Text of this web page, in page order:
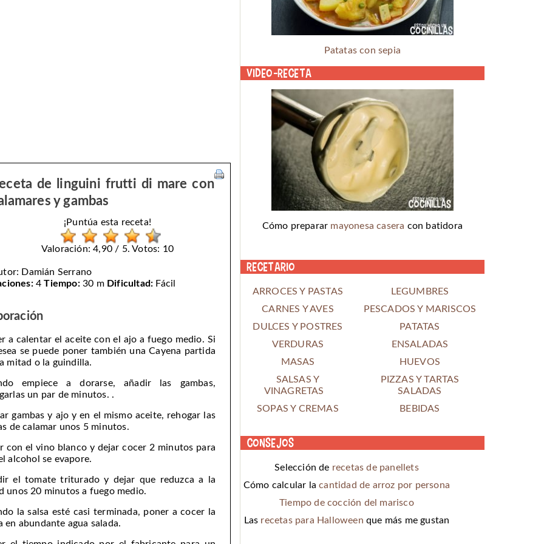
de linguini frutti di mare con
y gambas
¡Puntúa esta receta!
Valoración: 4,90 / 5. Votos: 10
Damián Serrano
4 Tiempo: 30 m Dificultad: Fácil
a calentar el aceite con el ajo a fuego medio. Si
se puede poner también una Cayena partida
mitad o la guindilla.
empiece a dorarse, añadir las gambas,
un par de minutos. .
gambas y ajo y en el mismo aceite, rehogar las
de calamar unos 5 minutos.
con el vino blanco y dejar cocer 2 minutos para
alcohol se evapore.
el tomate triturado y dejar que reduzca a la
unos 20 minutos a fuego medio.
la salsa esté casi terminada, poner a cocer la
en abundante agua salada.
Patatas con sepia
Video-receta
Cómo preparar mayonesa casera con batidora
Recetario
ARROCES Y PASTAS
LEGUMBRES
CARNES Y AVES
PESCADOS Y MARISCOS
DULCES Y POSTRES
PATATAS
VERDURAS
ENSALADAS
MASAS
HUEVOS
SALSAS Y
VINAGRETAS
PIZZAS Y TARTAS
SALADAS
SOPAS Y CREMAS
BEBIDAS
Consejos
Selección de recetas de panellets
Cómo calcular lacantidad de arroz por persona
Tiempo de cocción del marisco
Las recetas para Halloween que más me gustan